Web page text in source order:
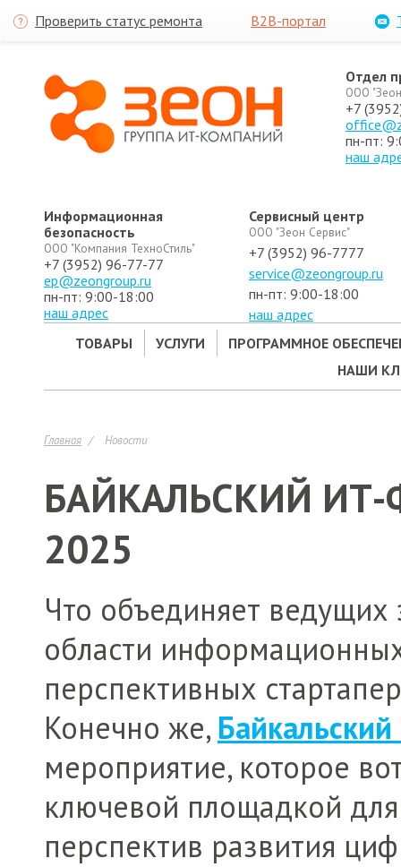
Проверить статус ремонта B2B-портал
Отдел
ООО
+7
пн-пт:
наш
Информационная
безопасность
ООО "Компания ТехноСтиль"
+7 (3952) 96-77-77
ep@zeongroup.ru
пн-пт: 9:00-18:00
наш адрес
Сервисный центр
ООО "Зеон Сервис"
+7 (3952) 96-7777
service@zeongroup.ru
пн-пт: 9:00-18:00
наш адрес
ТОВАРЫ
УСЛУГИ
ПРОГРАММНОЕ
НАШИ
Главная Новости
БАЙКАЛЬСКИЙ
2025
Что объединяет ведущих
области
перспективных
Конечно же,
мероприятие, которое
ключевой площадкой
перспектив развития